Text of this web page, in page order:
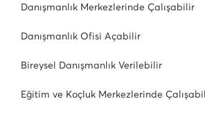
Danışmanlık Merkezlerinde Çalışabilir
Danışmanlık Ofisi Açabilir
Bireysel Danışmanlık Verilebilir
Eğitim ve Koçluk Merkezlerinde